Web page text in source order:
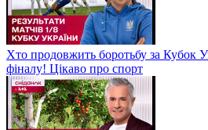
Водна стихія у Валенсії! Як жителі
повені?